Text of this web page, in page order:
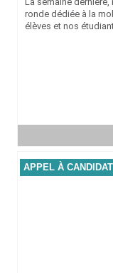
ronde dédiée à la
élèves et nos
APPEL À